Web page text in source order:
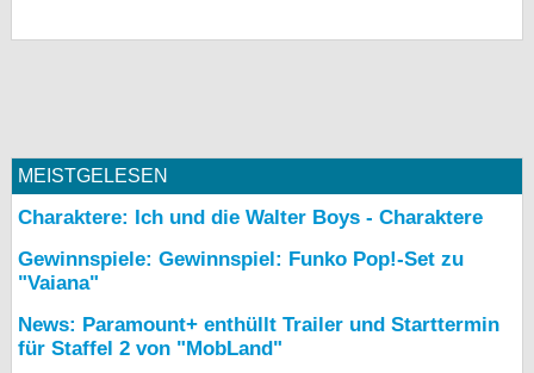
MEISTGELESEN
Charaktere: Ich und die Walter Boys - Charaktere
Gewinnspiele: Gewinnspiel: Funko Pop!-Set zu
"Vaiana"
News: Paramount+ enthüllt Trailer und Starttermin
für Staffel 2 von "MobLand"